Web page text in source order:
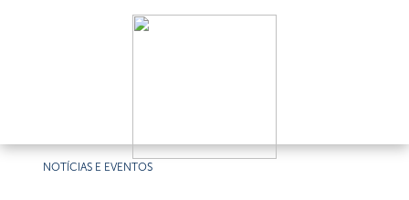
NOTÍCIAS E EVENTOS